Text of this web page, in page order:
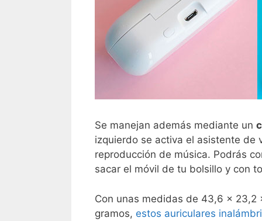
Se manejan además mediante un
izquierdo se activa el asistente de
reproducción de música. Podrás
sacar el móvil de tu bolsillo y con
Con unas medidas de 43,6 x 23,2
gramos, estos auriculares